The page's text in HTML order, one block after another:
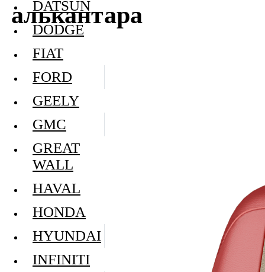
алькантара
DATSUN
DODGE
FIAT
FORD
GEELY
GMC
GREAT
WALL
HAVAL
HONDA
HYUNDAI
INFINITI